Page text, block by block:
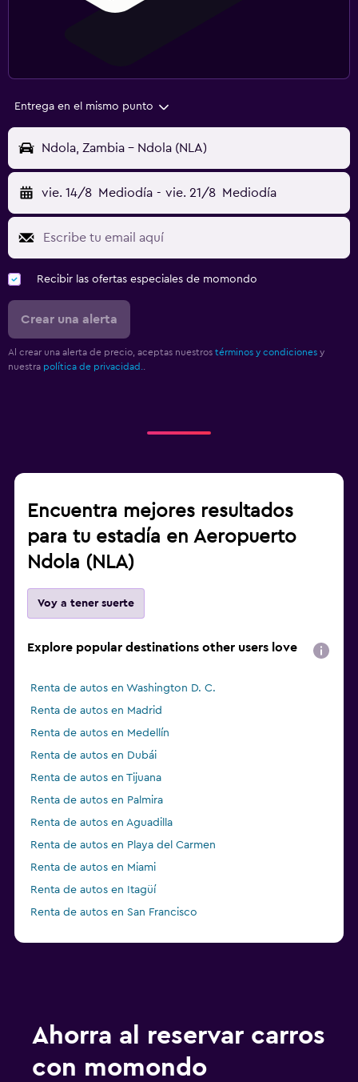
Entrega en el mismo punto
Ndola, Zambia - Ndola (NLA)
vie. 14/8 Mediodía - vie. 21/8 Mediodía
Recibir las ofertas especiales de momondo
Crear una alerta
Al crear una alerta de precio, aceptas nuestros términos y condiciones y
nuestra política de privacidad..
Encuentra mejores resultados
para tu estadía en Aeropuerto
Ndola (NLA)
Voy a tener suerte
Explore popular destinations other users love
Renta de autos en Washington D. C.
Renta de autos en Madrid
Renta de autos en Medellín
Renta de autos en Dubái
Renta de autos en Tijuana
Renta de autos en Palmira
Renta de autos en Aguadilla
Renta de autos en Playa del Carmen
Renta de autos en Miami
Renta de autos en Itagüí
Renta de autos en San Francisco
Ahorra al reservar carros
con momondo